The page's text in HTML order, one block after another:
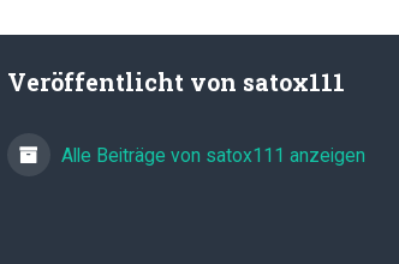
Veröffentlicht von satox111
Alle Beiträge von satox111 anzeigen